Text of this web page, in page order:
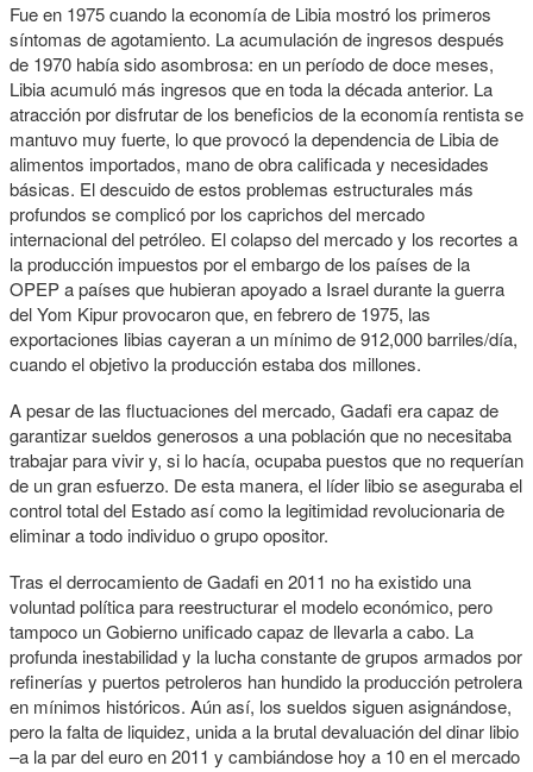
Fue en 1975 cuando la economía de Libia mostró los primeros
síntomas de agotamiento. La acumulación de ingresos después
de 1970 había sido asombrosa: en un período de doce meses,
Libia acumuló más ingresos que en toda la década anterior. La
atracción por disfrutar de los beneficios de la economía rentista se
mantuvo muy fuerte, lo que provocó la dependencia de Libia de
alimentos importados, mano de obra calificada y necesidades
básicas. El descuido de estos problemas estructurales más
profundos se complicó por los caprichos del mercado
internacional del petróleo. El colapso del mercado y los recortes a
la producción impuestos por el embargo de los países de la
OPEP a países que hubieran apoyado a Israel durante la guerra
del Yom Kipur provocaron que, en febrero de 1975, las
exportaciones libias cayeran a un mínimo de 912,000 barriles/día,
cuando el objetivo la producción estaba dos millones.
A pesar de las fluctuaciones del mercado, Gadafi era capaz de
garantizar sueldos generosos a una población que no necesitaba
trabajar para vivir y, si lo hacía, ocupaba puestos que no requerían
de un gran esfuerzo. De esta manera, el líder libio se aseguraba el
control total del Estado así como la legitimidad revolucionaria de
eliminar a todo individuo o grupo opositor.
Tras el derrocamiento de Gadafi en 2011 no ha existido una
voluntad política para reestructurar el modelo económico, pero
tampoco un Gobierno unificado capaz de llevarla a cabo. La
profunda inestabilidad y la lucha constante de grupos armados por
refinerías y puertos petroleros han hundido la producción petrolera
en mínimos históricos. Aún así, los sueldos siguen asignándose,
pero la falta de liquidez, unida a la brutal devaluación del dinar libio
–a la par del euro en 2011 y cambiándose hoy a 10 en el mercado